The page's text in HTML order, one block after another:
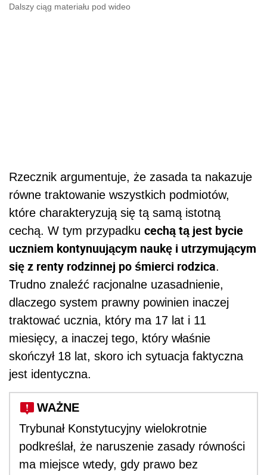
Dalszy ciąg materiału pod wideo
Rzecznik argumentuje, że zasada ta nakazuje
równe traktowanie wszystkich podmiotów,
które charakteryzują się tą samą istotną
cechą. W tym przypadku cechą tą jest bycie
uczniem kontynuującym naukę i utrzymującym
się z renty rodzinnej po śmierci rodzica.
Trudno znaleźć racjonalne uzasadnienie,
dlaczego system prawny powinien inaczej
traktować ucznia, który ma 17 lat i 11
miesięcy, a inaczej tego, który właśnie
skończył 18 lat, skoro ich sytuacja faktyczna
jest identyczna.
WAŻNE
Trybunał Konstytucyjny wielokrotnie
podkreślał, że naruszenie zasady równości
ma miejsce wtedy, gdy prawo bez